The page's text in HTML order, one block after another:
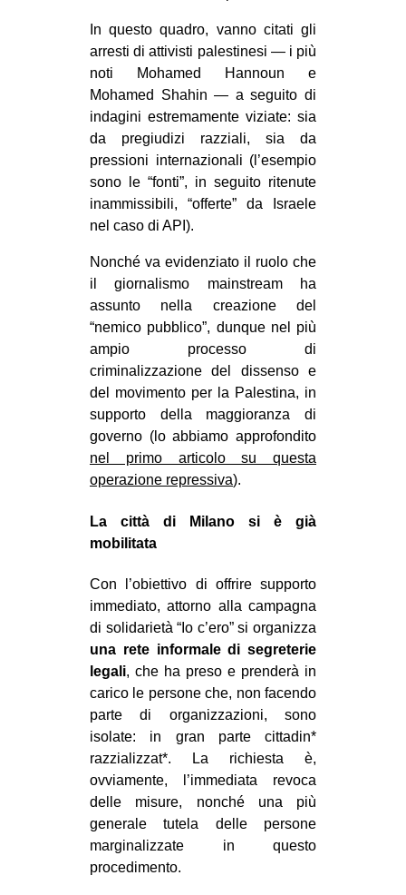
In questo quadro, vanno citati gli
arresti di attivisti palestinesi — i più
noti Mohamed Hannoun e
Mohamed Shahin — a seguito di
indagini estremamente viziate: sia
da pregiudizi razziali, sia da
pressioni internazionali (l’esempio
sono le “fonti”, in seguito ritenute
inammissibili, “offerte” da Israele
nel caso di API).
Nonché va evidenziato il ruolo che
il giornalismo mainstream ha
assunto nella creazione del
“nemico pubblico”, dunque nel più
ampio processo di
criminalizzazione del dissenso e
del movimento per la Palestina, in
supporto della maggioranza di
governo (lo abbiamo approfondito
nel primo articolo su questa
operazione repressiva).
La città di Milano si è già
mobilitata
Con l’obiettivo di offrire supporto
immediato, attorno alla campagna
di solidarietà “Io c’ero” si organizza
una rete informale di segreterie
legali, che ha preso e prenderà in
carico le persone che, non facendo
parte di organizzazioni, sono
isolate: in gran parte cittadin*
razzializzat*. La richiesta è,
ovviamente, l’immediata revoca
delle misure, nonché una più
generale tutela delle persone
marginalizzate in questo
procedimento.